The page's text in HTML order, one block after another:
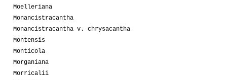
Moelleriana
Monancistracantha
Monancistracantha v. chrysacantha
Montensis
Monticola
Morganiana
Morricalii